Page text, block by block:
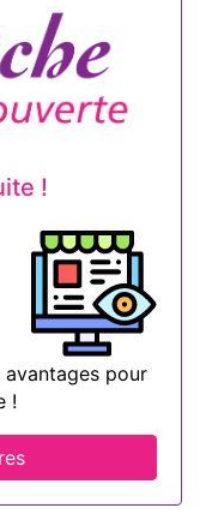
!
pour
!